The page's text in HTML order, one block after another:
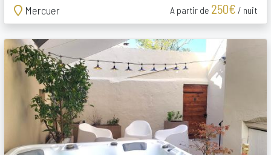
Mercuer
A partir de 250€ / nuit